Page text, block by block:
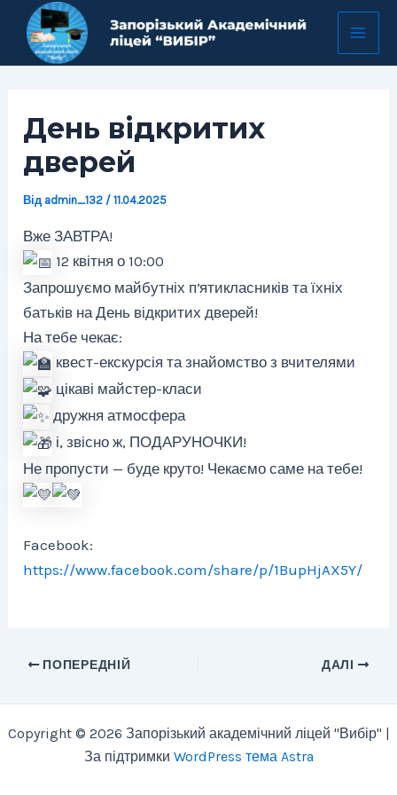
Перейти
вмісту
День відкритих
дверей
Від admin_132 /11.04.2025
Вже ЗАВТРА!
12 квітня о 10:00
Запрошуємо майбутніх пʼятикласників та їхніх
батьків на День відкритих дверей!
На тебе чекає:
квест-екскурсія та знайомство з вчителями
цікаві майстер-класи
дружня атмосфера
і, звісно ж, ПОДАРУНОЧКИ!
Не пропусти — буде круто! Чекаємо саме на тебе!
Facebook:
https://www.facebook.com/share/p/1BupHjAX5Y/
Навігація
запису
ПОПЕРЕДНІЙ ДАЛІ
Copyright © 2026 Запорізький академічний ліцей "Вибір" |
За підтримки WordPress тема Astra